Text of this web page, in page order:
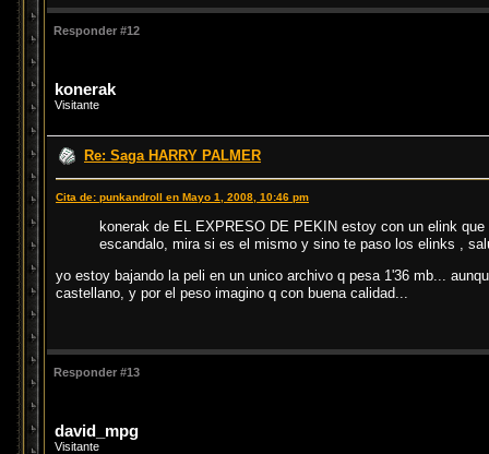
Responder #12
konerak
Visitante
Re: Saga HARRY PALMER
Cita de: punkandroll en Mayo 1, 2008, 10:46 pm
konerak de EL EXPRESO DE PEKIN estoy con un elink
escandalo, mira si es el mismo y sino te paso los elinks ,
yo estoy bajando la peli en un unico archivo q pesa 1'36 mb...
castellano, y por el peso imagino q con buena calidad...
Responder #13
david_mpg
Visitante